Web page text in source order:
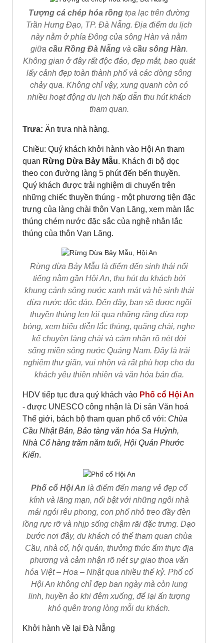
Tượng cá chép hóa rồng tọa lạc trên đường
Trần Hưng Đạo, TP. Đà Nẵng. Địa điểm du lịch
này nằm ở phía Đông của sông Hàn và nằm
giữa cầu Rồng Đà Nẵng và cầu sông Hàn.
Không gian ở đây rất độc đáo, đẹp mắt, bao quát
lấy cảnh đẹp toàn thành phố và các dòng sông
chảy qua. Không chỉ vậy, xung quanh còn có
nhiều hoạt động du lịch hấp dẫn thu hút khách
tham quan.
Trưa: Ăn trưa nhà hàng.
Chiều: Quý khách khởi hành vào Hội An tham
quan Rừng Dừa Bảy Mẫu. Khách đi bộ dọc
theo con đường làng 5 phút đến bến thuyền.
Quý khách được trải nghiệm di chuyển trên
những chiếc thuyền thúng - một phương tiện đặc
trưng của làng chài thôn Vạn Lăng, xem màn lắc
thúng chém nước đặc sắc của nghệ nhân lắc
thúng của thôn Vạn Lăng.
Rừng dừa Bảy Mẫu là điểm đến sinh thái nổi
tiếng nằm gần Hội An, thu hút du khách bởi
khung cảnh sông nước xanh mát và hệ sinh thái
dừa nước độc đáo. Đến đây, bạn sẽ được ngồi
thuyền thúng len lỏi qua những rặng dừa rợp
bóng, xem biểu diễn lắc thúng, quăng chài, nghe
kể chuyện làng chài và cảm nhận rõ nét đời
sống miền sông nước Quảng Nam. Đây là trải
nghiệm thư giãn, vui nhộn và rất phù hợp cho du
khách yêu thiên nhiên và văn hóa bản địa.
HDV tiếp tục đưa quý khách vào Phố cổ Hội An
- được UNESCO công nhận là Di sản Văn hoá
Thế giới, bách bộ tham quan phố cổ với: Chùa
Cầu Nhật Bản, Bảo tàng văn hóa Sa Huỳnh,
Nhà Cổ hàng trăm năm tuổi, Hội Quán Phước
Kiến.
Phố cổ Hội An là điểm đến mang vẻ đẹp cổ
kính và lãng mạn, nổi bật với những ngôi nhà
mái ngói rêu phong, con phố nhỏ treo đầy đèn
lồng rực rỡ và nhịp sống chậm rãi đặc trưng. Dạo
bước nơi đây, du khách có thể tham quan chùa
Cầu, nhà cổ, hội quán, thưởng thức ẩm thực địa
phương và cảm nhận rõ nét sự giao thoa văn
hóa Việt – Hoa – Nhật qua nhiều thế kỷ. Phố cổ
Hội An không chỉ đẹp ban ngày mà còn lung
linh, huyền ảo khi đêm xuống, để lại ấn tượng
khó quên trong lòng mỗi du khách.
Khởi hành về lại Đà Nẵng